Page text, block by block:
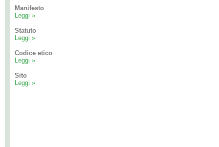
Manifesto
Leggi »
Statuto
Leggi »
Codice etico
Leggi »
Sito
Leggi »